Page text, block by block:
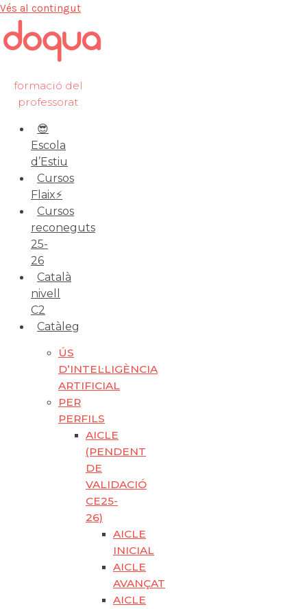
Vés al contingut
formació del
professorat
😎
Escola
d’Estiu
Cursos
Flaix⚡️
Cursos
reconeguts
25-
26
Català
nivell
C2
Catàleg
ÚS
D’INTEL·LIGÈNCIA
ARTIFICIAL
PER
PERFILS
AICLE
(PENDENT
DE
VALIDACIÓ
CE25-
26)
AICLE
INICIAL
AICLE
AVANÇAT
AICLE